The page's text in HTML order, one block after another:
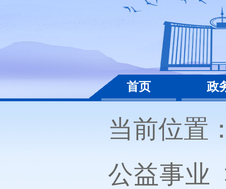
首页 政
当前位置
公益事业